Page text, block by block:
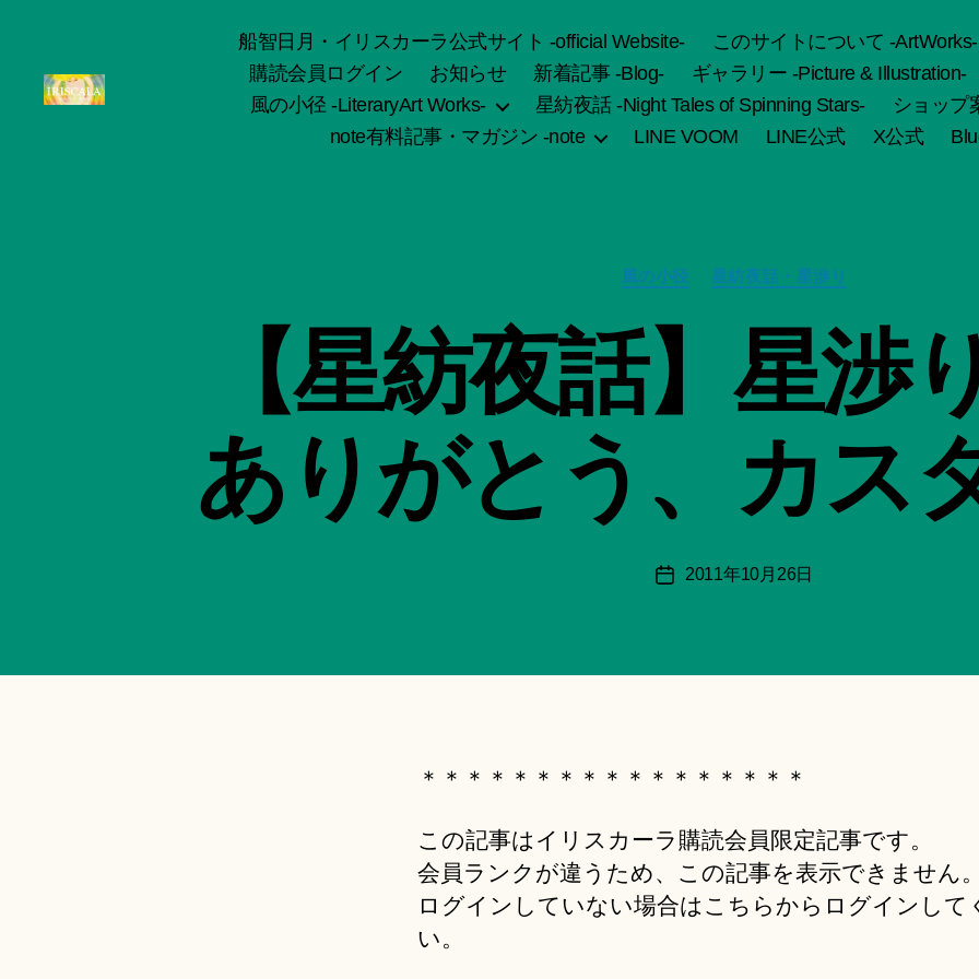
船智日月・イリスカーラ公式サイト -official Website- このサイトについて -ArtWorks-
購読会員ログイン
お知らせ 新着記事 -Blog- ギャラリー -Picture & Illustration-
風の小径 -LiteraryArt Works-
星紡夜話 -Night Tales of Spinning Stars-
ショップ
note有料記事・マガジン -note
LINE VOOM LINE公式 X公式
カ
テ
ー
風の小径 星紡夜話・星渉り
【星紡夜話】星渉
ありがとう、カス
投
作
成
者
:
智
日
月
ki
投
2011年10月26日
＊＊＊＊＊＊＊＊＊＊＊＊＊＊＊＊＊
この記事はイリスカーラ購読会員限定記事です。
会員ランクが違うため、この記事を表示できません。
ログインしていない場合はこちらからログインして
い。